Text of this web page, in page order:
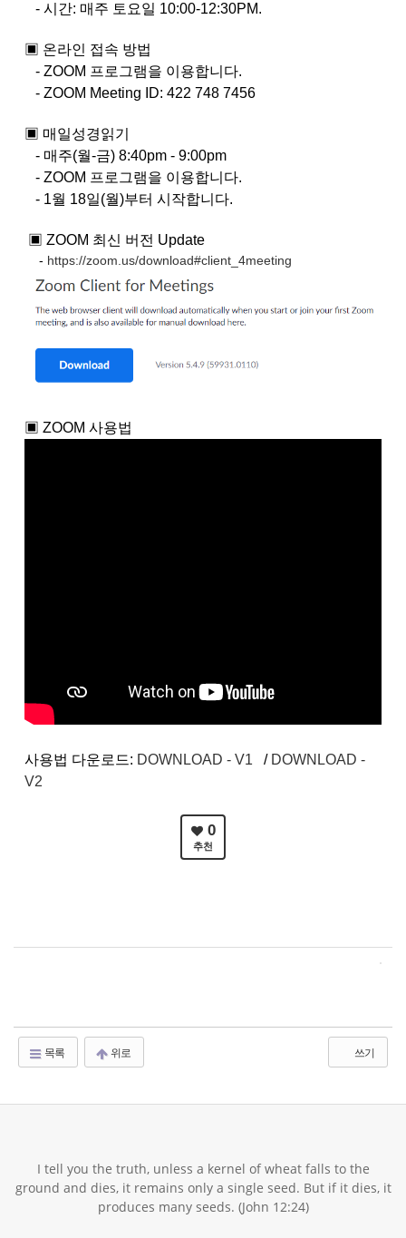
- 시간: 매주 토요일 10:00-12:30PM.
▣ 온라인 접속 방법
- ZOOM 프로그램을 이용합니다.
- ZOOM Meeting ID: 422 748 7456
▣ 매일성경읽기
- 매주(월-금) 8:40pm - 9:00pm
- ZOOM 프로그램을 이용합니다.
- 1월 18일(월)부터 시작합니다.
▣ ZOOM 최신 버전 Update
- https://zoom.us/download#client_4meeting
▣ ZOOM 사용법
사용법 다운로드: DOWNLOAD - V1 / DOWNLOAD -
V2
0
추천
목록 위로 쓰기
I tell you the truth, unless a kernel of wheat falls to the
ground and dies, it remains only a single seed. But if it dies, it
produces many seeds. (John 12:24)